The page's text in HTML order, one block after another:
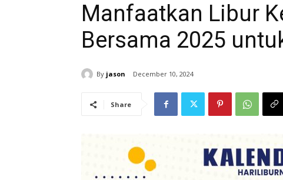
Manfaatkan Libur
Bersama 2025
By jason December 10, 2024
Share